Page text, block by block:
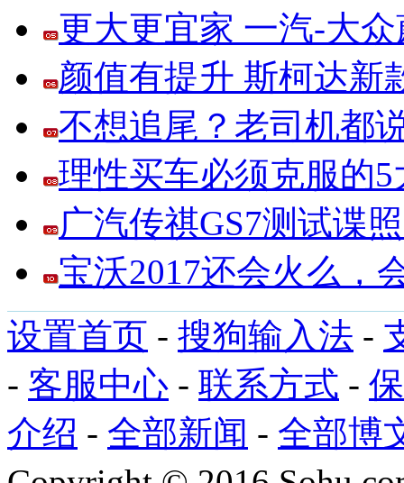
更大更宜家 一汽-大
颜值有提升 斯柯达新
不想追尾？老司机都
理性买车必须克服的5
广汽传祺GS7测试谍
宝沃2017还会火么，
设置首页 - 搜狗输入法 -
- 客服中心 - 联系方式 -
介绍 - 全部新闻 - 全部博